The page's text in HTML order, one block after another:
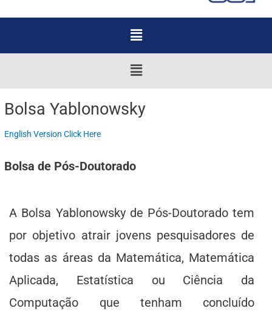
Menu
Menu
Bolsa Yablonowsky
English Version Click Here
Bolsa de Pós-Doutorado
A Bolsa Yablonowsky de Pós-Doutorado tem
por objetivo atrair jovens pesquisadores de
todas as áreas da Matemática, Matemática
Aplicada, Estatística ou Ciência da
Computação que tenham concluído